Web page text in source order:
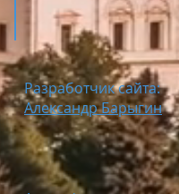
Разработчик сайта:
Александр Барыгин